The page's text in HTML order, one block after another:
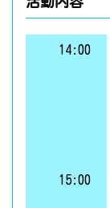
14:00
15:00